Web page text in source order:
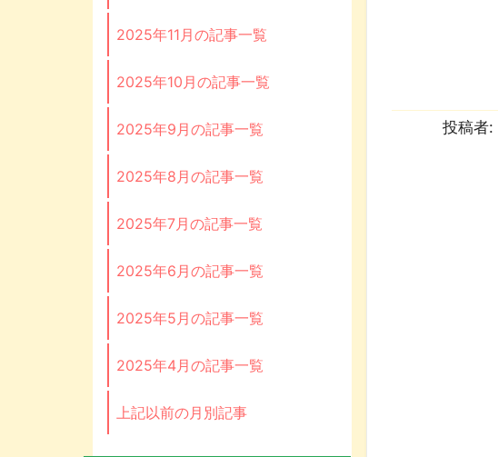
投稿者:
2025年11月の記事一覧
2025年10月の記事一覧
2025年9月の記事一覧
2025年8月の記事一覧
2025年7月の記事一覧
2025年6月の記事一覧
2025年5月の記事一覧
2025年4月の記事一覧
上記以前の月別記事